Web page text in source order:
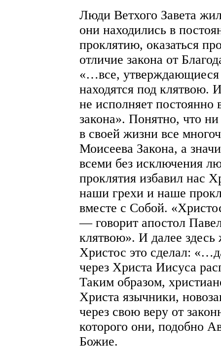
Люди Ветхого Завета
они находились в
проклятию, оказаться
отличие закона от
«…все,
находятся под клятвою.
не исполняет постоянно
закона». Понятно, что
в своей жизни все
Моисеева Закона, а
всеми без исключения
проклятия избавил нас
наши грехи и наше
вместе с Собой.
— говорит апостол
клятвою». И далее здесь
Христос это сделал:
через Христа Иисуса
Таким образом,
Христа язычники,
через свою веру от
которого они, подобно
Божие.